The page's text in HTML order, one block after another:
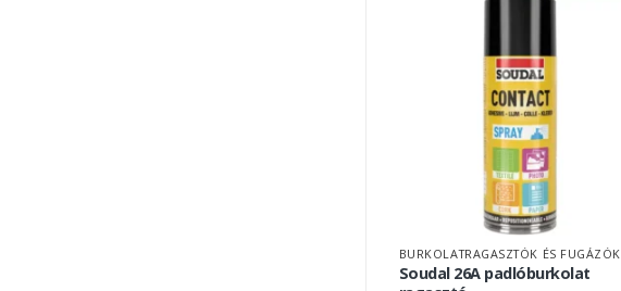
BURKOLATRAGASZTÓK ÉS FUGÁZÓK
Soudal 26A padlóburkolat